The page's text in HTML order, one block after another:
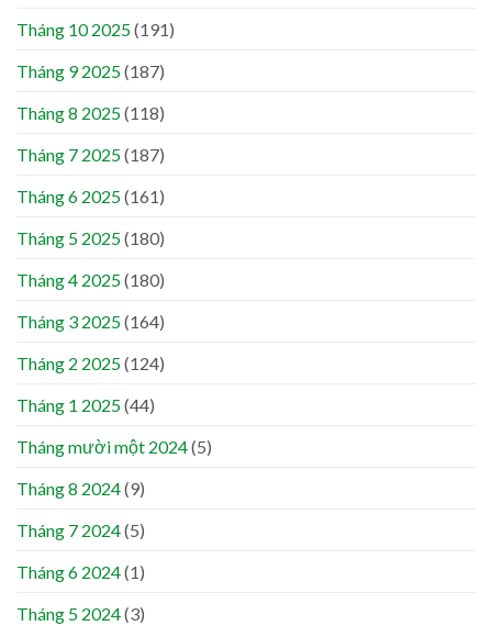
Tháng 10 2025(191)
Tháng 9 2025(187)
Tháng 8 2025(118)
Tháng 7 2025(187)
Tháng 6 2025(161)
Tháng 5 2025(180)
Tháng 4 2025(180)
Tháng 3 2025(164)
Tháng 2 2025(124)
Tháng 1 2025(44)
Tháng mười một 2024(5)
Tháng 8 2024(9)
Tháng 7 2024(5)
Tháng 6 2024(1)
Tháng 5 2024(3)